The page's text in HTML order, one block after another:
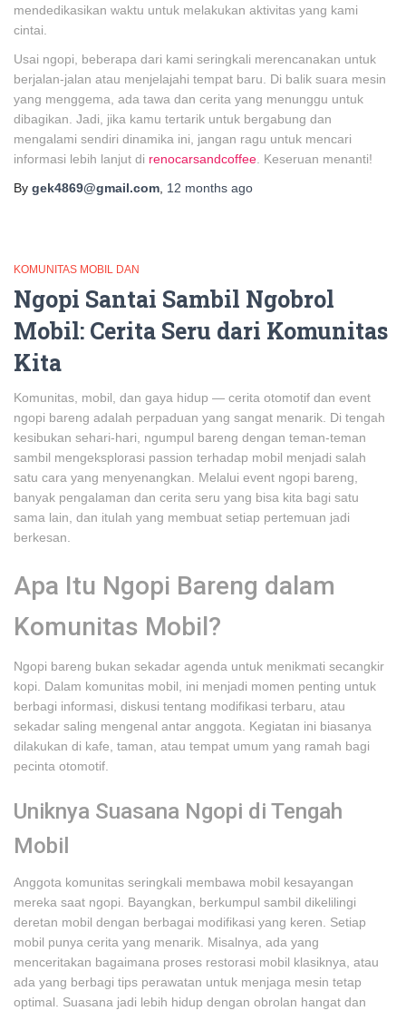
mendedikasikan waktu untuk melakukan aktivitas yang kami
cintai.
Usai ngopi, beberapa dari kami seringkali merencanakan untuk
berjalan-jalan atau menjelajahi tempat baru. Di balik suara mesin
yang menggema, ada tawa dan cerita yang menunggu untuk
dibagikan. Jadi, jika kamu tertarik untuk bergabung dan
mengalami sendiri dinamika ini, jangan ragu untuk mencari
informasi lebih lanjut di renocarsandcoffee . Keseruan menanti!
By gek4869@gmail.com 12 months ago
KOMUNITAS MOBIL DAN
Ngopi Santai Sambil Ngobrol
Mobil: Cerita Seru dari Komunitas
Kita
Komunitas, mobil, dan gaya hidup — cerita otomotif dan event
ngopi bareng adalah perpaduan yang sangat menarik. Di tengah
kesibukan sehari-hari, ngumpul bareng dengan teman-teman
sambil mengeksplorasi passion terhadap mobil menjadi salah
satu cara yang menyenangkan. Melalui event ngopi bareng,
banyak pengalaman dan cerita seru yang bisa kita bagi satu
sama lain, dan itulah yang membuat setiap pertemuan jadi
berkesan.
Apa Itu Ngopi Bareng dalam
Komunitas Mobil?
Ngopi bareng bukan sekadar agenda untuk menikmati secangkir
kopi. Dalam komunitas mobil, ini menjadi momen penting untuk
berbagi informasi, diskusi tentang modifikasi terbaru, atau
sekadar saling mengenal antar anggota. Kegiatan ini biasanya
dilakukan di kafe, taman, atau tempat umum yang ramah bagi
pecinta otomotif.
Uniknya Suasana Ngopi di Tengah
Mobil
Anggota komunitas seringkali membawa mobil kesayangan
mereka saat ngopi. Bayangkan, berkumpul sambil dikelilingi
deretan mobil dengan berbagai modifikasi yang keren. Setiap
mobil punya cerita yang menarik. Misalnya, ada yang
menceritakan bagaimana proses restorasi mobil klasiknya, atau
ada yang berbagi tips perawatan untuk menjaga mesin tetap
optimal. Suasana jadi lebih hidup dengan obrolan hangat dan